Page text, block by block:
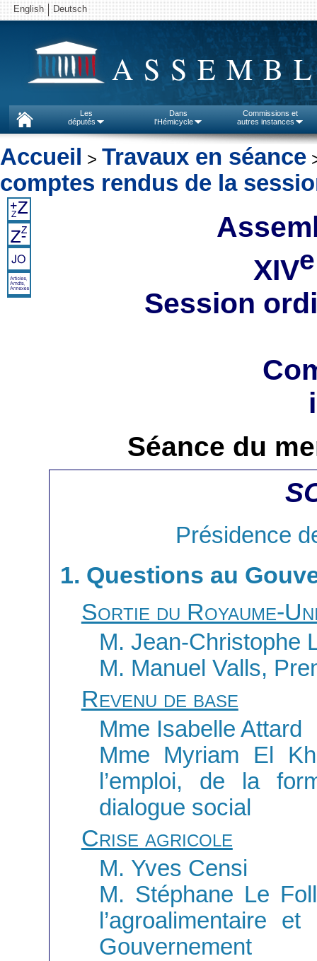
English Deutsch
Les
députés
Dans
l'Hémicycle
Commissions et
autres instances
Accueil > Travaux en séance
comptes rendus de la
XIVe
Session
Séance du
Présidence
1. Questions au
Sortie du Royaume-
M. Jean-Christophe
M. Manuel Valls,
Revenu de base
Mme Isabelle Attard
Mme Myriam El
l’emploi, de la
dialogue social
Crise agricole
M. Yves Censi
M. Stéphane Le
l’agroalimentaire
Gouvernement